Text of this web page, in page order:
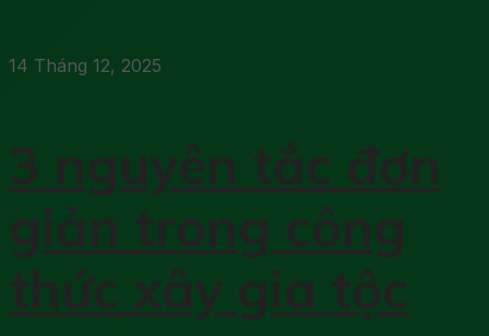
14 Tháng 12, 2025
3 nguyên tắc đơn
giản trong công
thức xây gia tộc